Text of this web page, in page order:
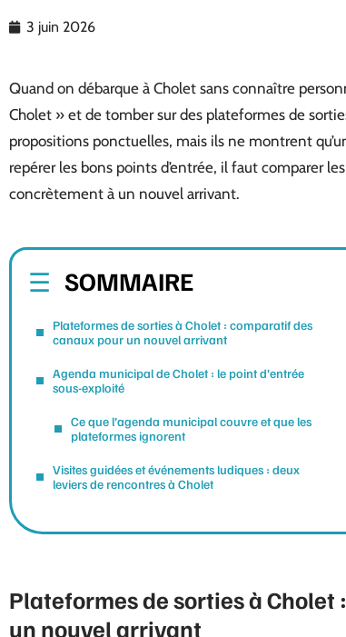
3 juin 2026
Quand on débarque à Cholet sans connaître
Cholet » et de tomber sur des plateformes de
propositions ponctuelles, mais ils ne montrent
repérer les bons points d’entrée, il faut comparer
concrètement à un nouvel arrivant.
SOMMAIRE
Plateformes de sorties à Cholet : comparatif des
canaux pour un nouvel arrivant
Agenda municipal de Cholet : le point d’entrée
sous-exploité
Ce que l’agenda municipal couvre et que les
plateformes ignorent
Visites guidées et événements ludiques : deux
leviers de rencontres à Cholet
Plateformes de sorties à
un nouvel arrivant